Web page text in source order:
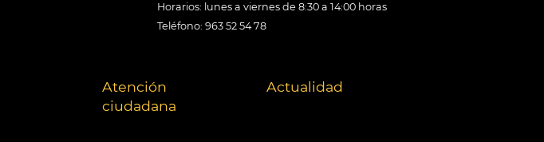
Horarios: lunes a viernes de 8:30 a 14:00 horas
Teléfono: 963 52 54 78
Atención
ciudadana
Actualidad